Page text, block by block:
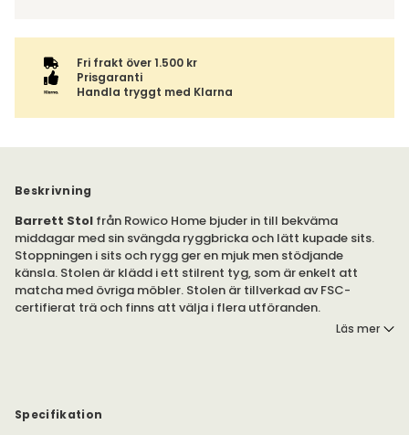
Fri frakt över 1.500 kr
Prisgaranti
Handla tryggt med Klarna
Beskrivning
Barrett Stol från Rowico Home bjuder in till bekväma
middagar med sin svängda ryggbricka och lätt kupade sits.
Stoppningen i sits och rygg ger en mjuk men stödjande
känsla. Stolen är klädd i ett stilrent tyg, som är enkelt att
matcha med övriga möbler. Stolen är tillverkad av FSC-
certifierat trä och finns att välja i flera utföranden.
slitstarkt, stilfullt tyg (40 000 MD) som är lätt att kombinera
Läs mer
Specifikation